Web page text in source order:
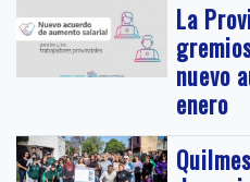
La
nuevo
enero